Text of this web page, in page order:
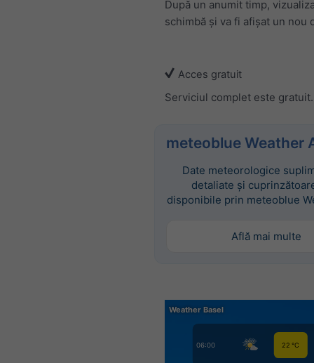
După un anumit timp,
schimbă și va fi afișat un nou
Acces gratuit
Serviciul complet este gratuit.
meteoblue Weather
Date meteorologice
detaliate și
disponibile prin meteoblue
Află mai multe